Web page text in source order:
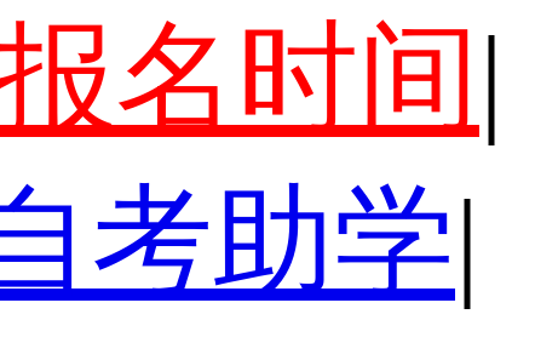
名时间 |
考助学|